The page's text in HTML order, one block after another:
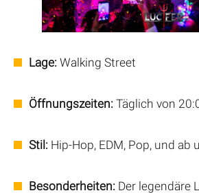
Lage:Walking Street
Öffnungszeiten:Täglich von
Stil:Hip-Hop, EDM, Pop, und ab
Besonderheiten:Der legendäre